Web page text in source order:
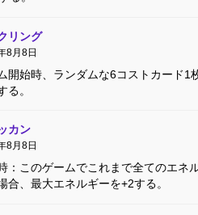
リング
8月8日
開始時、ランダムな6コストカード1
る。
カン
8月8日
：このゲームでこれまで全てのエネ
合、最大エネルギーを+2する。